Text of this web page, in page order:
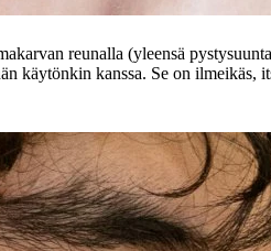
reunalla (yleensä
kanssa. Se on ilmeikäs,